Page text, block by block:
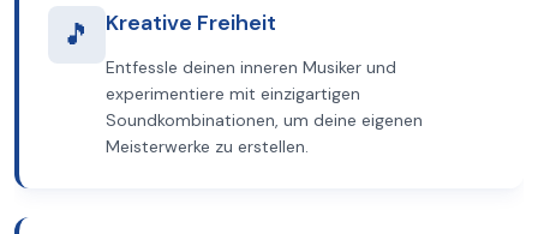
🎵 Kreative Freiheit
Entfessle deinen inneren Musiker und
experimentiere mit einzigartigen
Soundkombinationen, um deine eigenen
Meisterwerke zu erstellen.